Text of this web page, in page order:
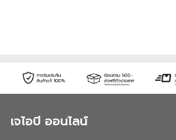
เจไอบี ออนไลน์